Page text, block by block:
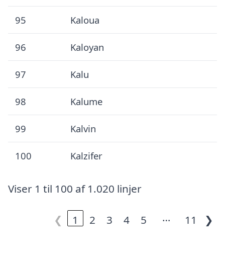
95 Kaloua
96 Kaloyan
97 Kalu
98 Kalume
99 Kalvin
100 Kalzifer
Viser 1 til 100 af 1.020 linjer
❮ 1 2 3 4 5 … 11 ❯